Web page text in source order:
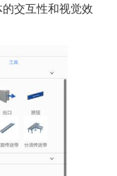
交互性和视觉效